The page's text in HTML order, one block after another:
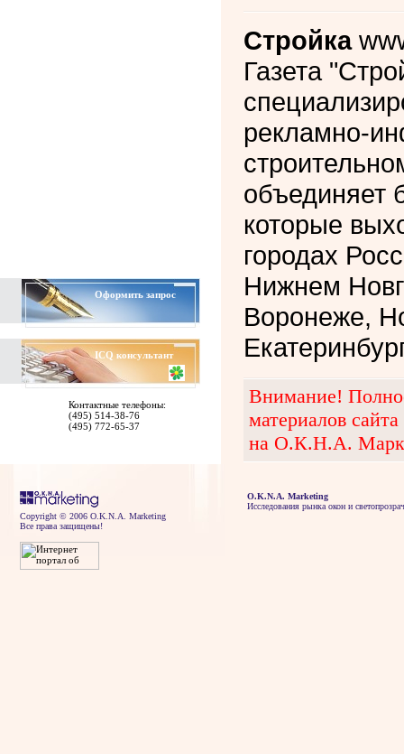
Стройка
Газета
рекламно-
объединяет
которые
городах
Нижнем
Воронеже,
Внимание!
материалов
на О.К.Н.А.
Оформить запрос
ICQконсультант
Контактные телефоны:
(495) 514-38-76
(495) 772-65-37
Copyright © 2006 O.K.N.A. Marketing
Все права защищены!
O.K.N.A. Marketing
Исследования рынка окон и